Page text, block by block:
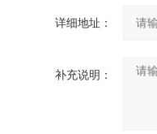
详细地址：
补充说明：